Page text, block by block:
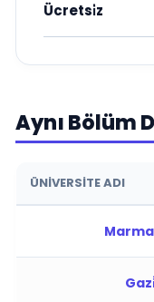
Ücretsi̇z
Aynı Bölüm
ÜNIVERSITE ADI